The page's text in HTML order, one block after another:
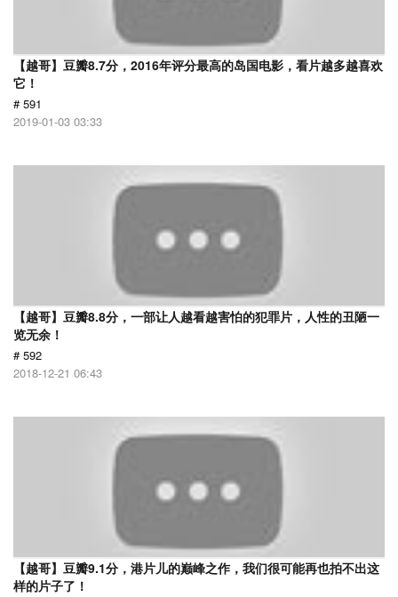
【越哥】豆瓣8.7分，2016年评分最高的岛国电影，看片越多越喜欢
它！
# 591
2019-01-03 03:33
【越哥】豆瓣8.8分，一部让人越看越害怕的犯罪片，人性的丑陋一
览无余！
# 592
2018-12-21 06:43
【越哥】豆瓣9.1分，港片儿的巅峰之作，我们很可能再也拍不出这
样的片子了！